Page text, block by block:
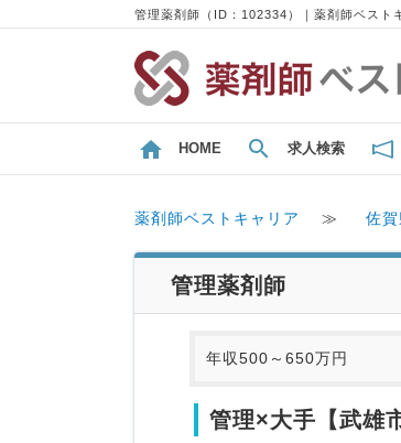
管理薬剤師（ID：102334）｜薬剤師ベスト
HOME 求人検索
薬剤師ベストキャリア ≫ 佐賀
管理薬剤師
年収500～650万円
管理×大手【武雄